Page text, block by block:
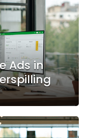
Ads in